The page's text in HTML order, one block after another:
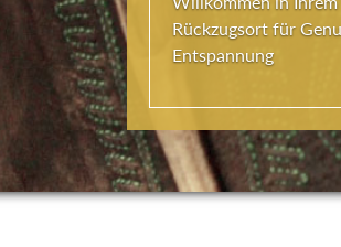
Ankommen und
ausatmen, durchatmen